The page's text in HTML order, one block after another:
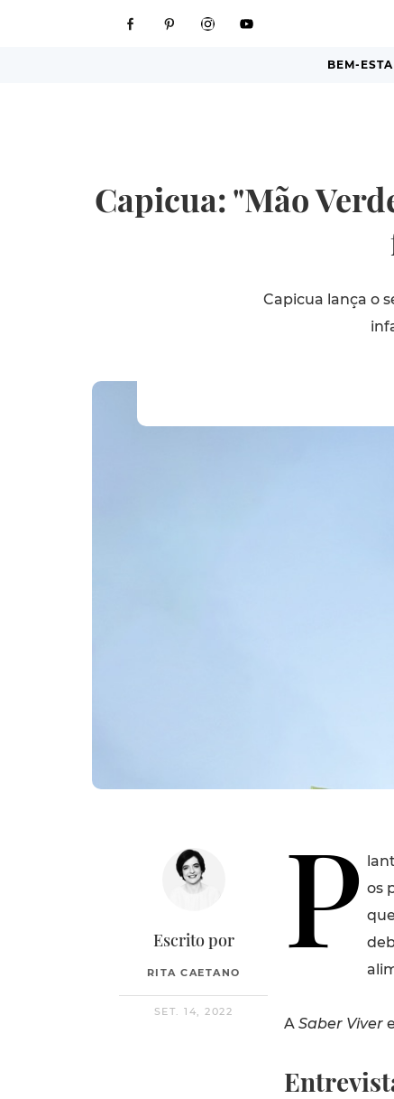
BEM-
Capicua: "Mão
Capicua lança o
Escrito por
RITA CAETANO
SET. 14, 2022
P os
A Saber Viver